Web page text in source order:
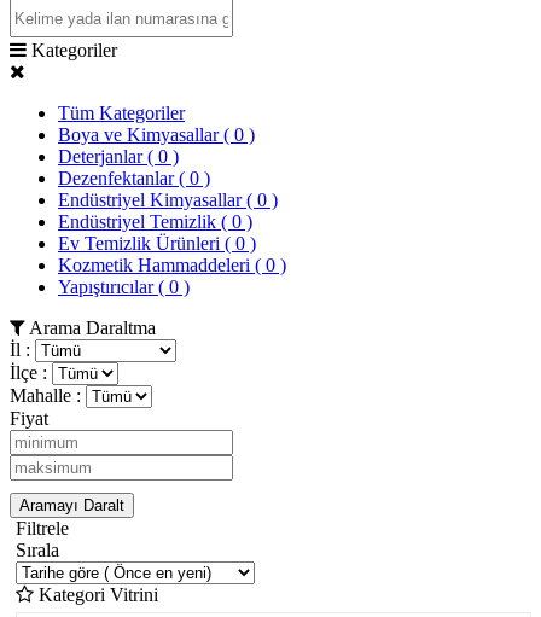
Kategoriler
Tüm Kategoriler
Boya ve Kimyasallar( 0 )
Deterjanlar( 0 )
Dezenfektanlar( 0 )
Endüstriyel Kimyasallar( 0 )
Endüstriyel Temizlik ( 0 )
Ev Temizlik Ürünleri ( 0 )
Kozmetik Hammaddeleri ( 0 )
Yapıştırıcılar( 0 )
Arama Daraltma
İl :
İlçe :
Mahalle :
Fiyat
Aramayı Daralt
Filtrele
Sırala
Kategori Vitrini